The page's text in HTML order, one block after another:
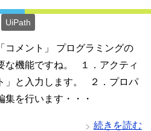
UiPath
コメント」 プログラミングの
な機能ですね。 １．アクティ
」と入力します。 ２．プロパ
集を行います・・・
続きを読む